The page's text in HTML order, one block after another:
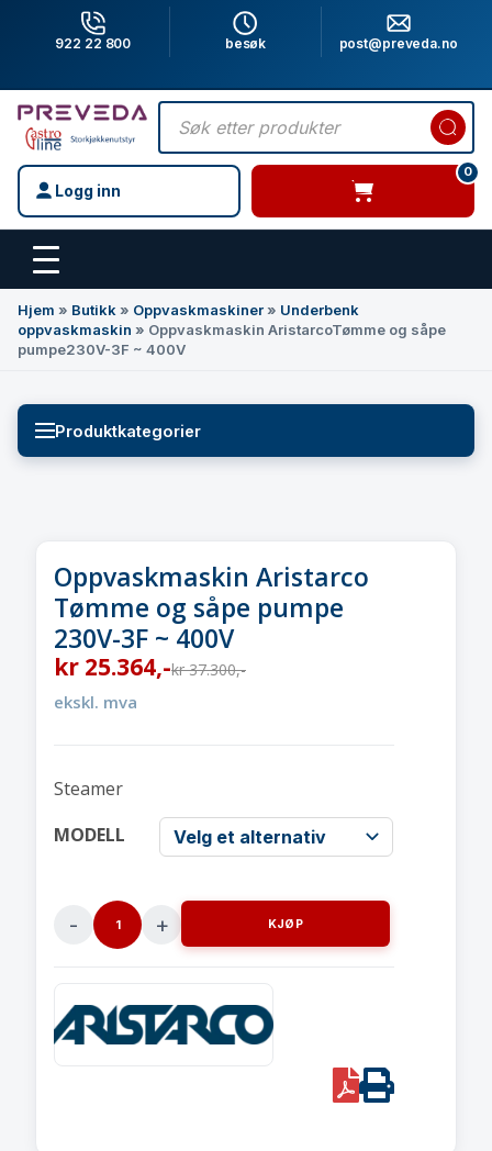
922 22 800 besøk post@preveda.no
Products
search
Logg inn
0
varer i handlevogn
Hovedinnhold
Hjem » Butikk » Oppvaskmaskiner» Underbenk
oppvaskmaskin » Oppvaskmaskin AristarcoTømme og såpe
pumpe230V-3F ~ 400V
Produktkategorier
Oppvaskmaskin Aristarco
Tømme og såpe pumpe
230V-3F ~ 400V
kr 25.364,-kr37.300,-
ekskl. mva
Steamer
MODELL
Oppvaskmaskin
såpe
pumpe230V-
KJØP
PDFPrint